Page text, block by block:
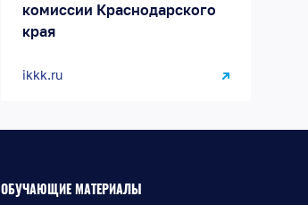
комиссии Краснодарского
края
ikkk.ru
ОБУЧАЮЩИЕ МАТЕРИАЛЫ